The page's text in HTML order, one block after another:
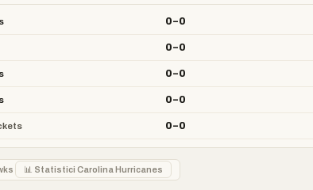
0–0
0–0
0–0
0–0
0–0
📊 Statistici Carolina Hurricanes